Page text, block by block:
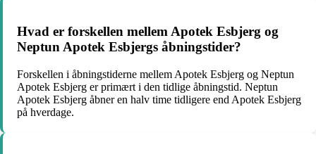
Hvad er forskellen mellem Apotek Esbjerg og
Neptun Apotek Esbjergs åbningstider?
Forskellen i åbningstiderne mellem Apotek Esbjerg og Neptun
Apotek Esbjerg er primært i den tidlige åbningstid. Neptun
Apotek Esbjerg åbner en halv time tidligere end Apotek Esbjerg
på hverdage.